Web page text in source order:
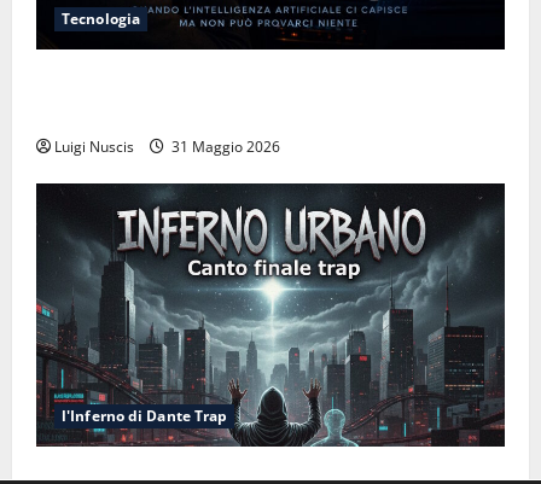
Tecnologia
Luigi Nuscis 31 Maggio 2026
l'Inferno di Dante Trap